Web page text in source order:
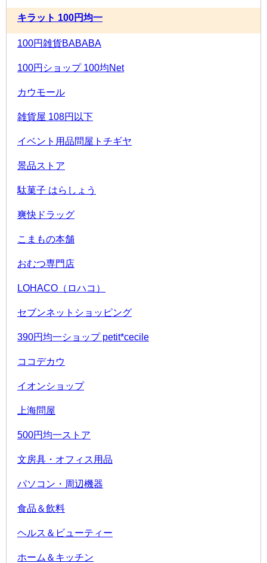
キラット 100円均一
100円雑貨BABABA
100円ショップ 100均Net
カウモール
雑貨屋 108円以下
イベント用品問屋トチギヤ
景品ストア
駄菓子 はらしょう
爽快ドラッグ
こまもの本舗
おむつ専門店
LOHACO（ロハコ）
セブンネットショッピング
390円均一ショップ petit*cecile
ココデカウ
イオンショップ
上海問屋
500円均一ストア
文房具・オフィス用品
パソコン・周辺機器
食品＆飲料
ヘルス＆ビューティー
ホーム＆キッチン